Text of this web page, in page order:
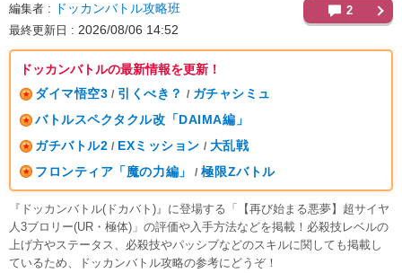
編集者 ドッカンバトル攻略班
最終更新日 2026/08/06 14:52
2
ドッカンバトルの最新情報を更新！
ダイマ悟空3 / 引くべき？ / ガチャシミュ
バトルスペクタクル改「DAIMA編」
ガチバトル2 / EXミッション / 大乱戦
フロンティア「魔の力編」
/ 極限Zバトル
『ドッカンバトル(ドカバト)』に登場する「【再び始まる悪夢】超サイヤ
人3ブロリー(UR・極体)」の評価や入手方法などを掲載！必殺技レベルの
上げ方やステータス、必殺技やパッシブなどのスキルに関しても掲載し
ているため、ドッカンバトル攻略の参考にどうぞ！